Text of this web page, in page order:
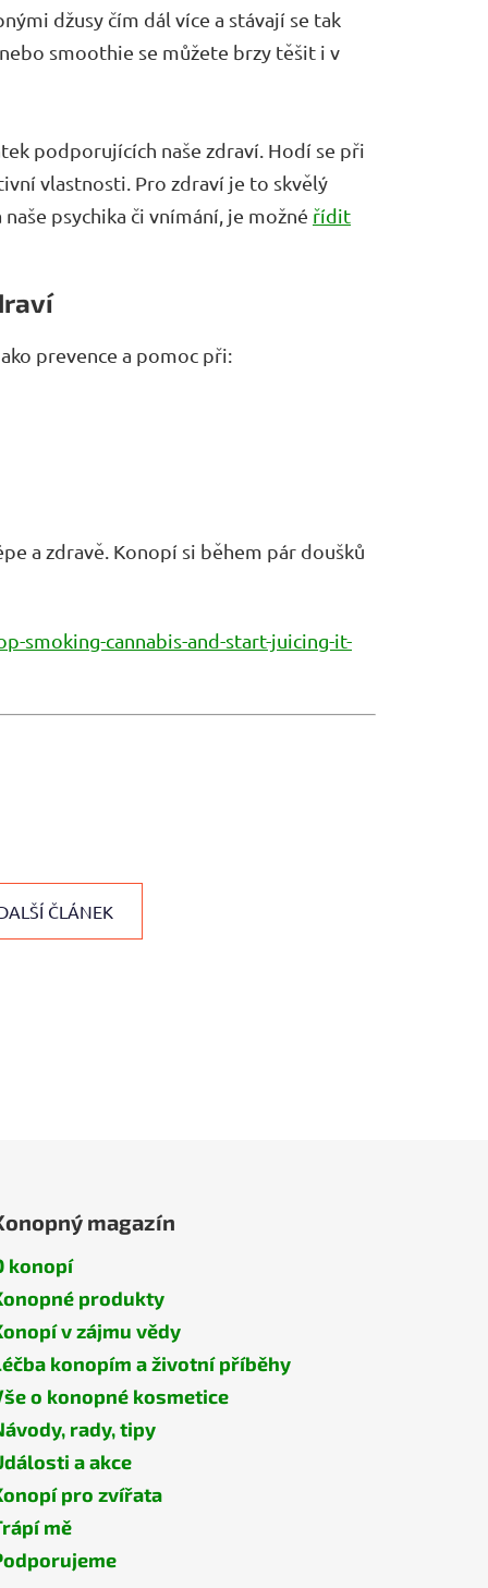
džusy čím dál více a stávají se tak
smoothie se můžete brzy těšit i v
podporujících naše zdraví. Hodí se při
vlastnosti. Pro zdraví je to skvělý
psychika či vnímání, je možné řídit
prevence a pomoc při:
a zdravě. Konopí si během pár doušků
smoking-cannabis-and-start-juicing-it-
ČLÁNEK
magazín
konopí
produkty
v zájmu vědy
konopím a životní příběhy
o konopné kosmetice
rady, tipy
a akce
pro zvířata
mě